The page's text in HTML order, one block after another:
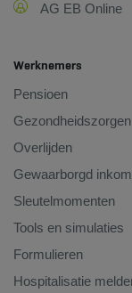
AG EB Online
Werknemers
Pensioen
Gezondheidszorgen
Overlijden
Gewaarborgd
Sleutelmomenten
Tools en simulaties
Formulieren
Hospitalisatie